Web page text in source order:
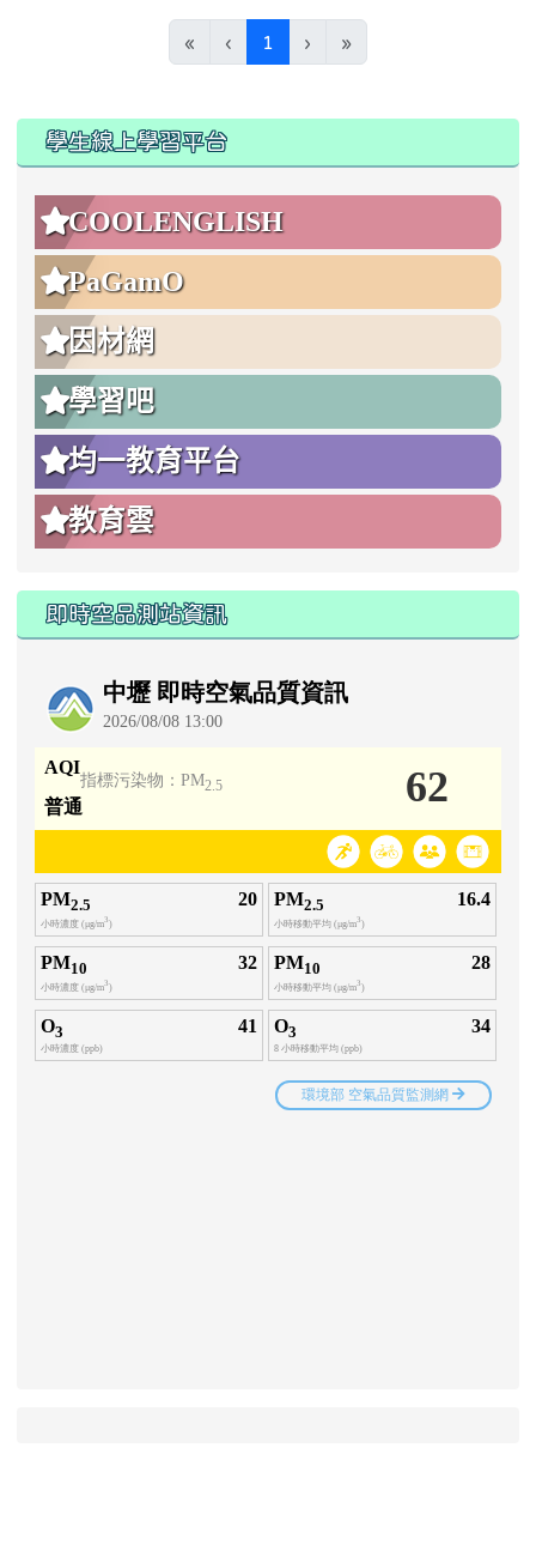
« ‹ 1 (current)
› »
學生線上學習平台
COOLENGLISH
PaGamO
因材網
學習吧
均一教育平台
教育雲
即時空品測站資訊